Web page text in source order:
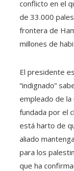
conflicto en el
de 33.000
frontera de
millones de
El presidente
“indignado”
empleado de la
fundada por el
está harto de
aliado
para los
que ha